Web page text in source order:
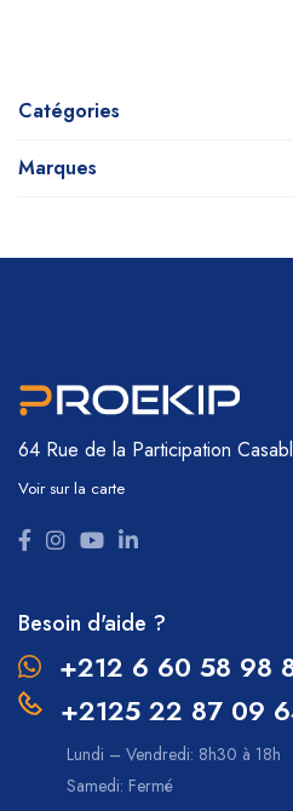
Catégories
Marques
64 Rue de la Participation
Voir sur la carte
Besoin d'aide ?
+212 6 60 58 98
+2125 22 87 09
Lundi – Vendredi: 8h30 à 18h
Samedi: Fermé